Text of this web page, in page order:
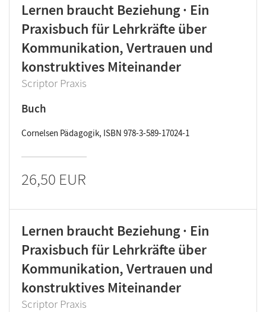
Lernen braucht Beziehung · Ein
Praxisbuch für Lehrkräfte über
Kommunikation, Vertrauen und
konstruktives Miteinander
Scriptor Praxis
Buch
Cornelsen Pädagogik, ISBN 978-3-589-17024-1
26,50 EUR
Lernen braucht Beziehung · Ein
Praxisbuch für Lehrkräfte über
Kommunikation, Vertrauen und
konstruktives Miteinander
Scriptor Praxis